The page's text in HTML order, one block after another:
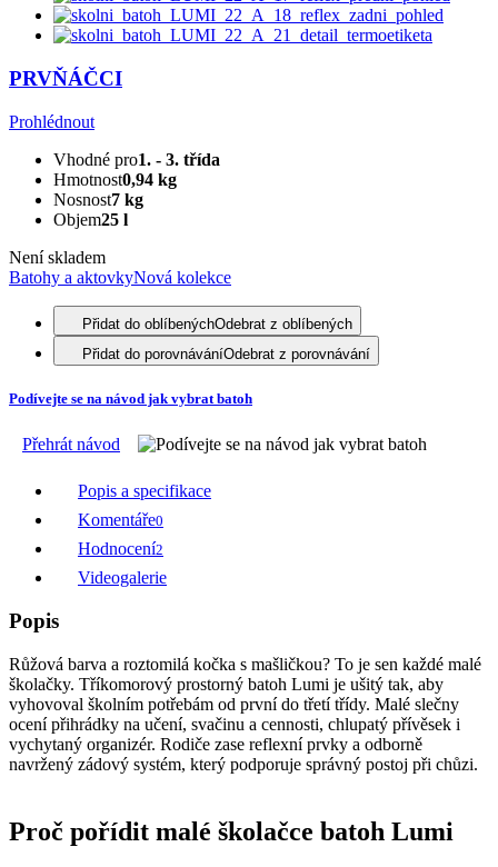
PRVŇÁČCI
Prohlédnout
Vhodné pro1. - 3. třída
Hmotnost0,94 kg
Nosnost7 kg
Objem25 l
Není skladem
Batohy a aktovkyNová kolekce
Přidat do oblíbenýchOdebrat z oblíbených
Přidat do porovnáváníOdebrat z porovnávání
Podívejte se na návod jak vybrat batoh
Přehrát návod
Popis a specifikace
Komentáře0
Hodnocení2
Videogalerie
Popis
Růžová barva a roztomilá kočka s mašličkou? To je sen každé malé
školačky. Tříkomorový prostorný batoh Lumi je ušitý tak, aby
vyhovoval školním potřebám od první do třetí třídy. Malé slečny
ocení přihrádky na učení, svačinu a cennosti, chlupatý přívěsek i
vychytaný organizér. Rodiče zase reflexní prvky a odborně
navržený zádový systém, který podporuje správný postoj při chůzi.
Proč pořídit malé školačce batoh Lumi